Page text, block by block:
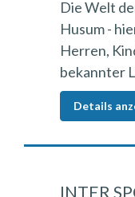
Die Welt
Husum -
Herren,
bekannter
Details
INTER